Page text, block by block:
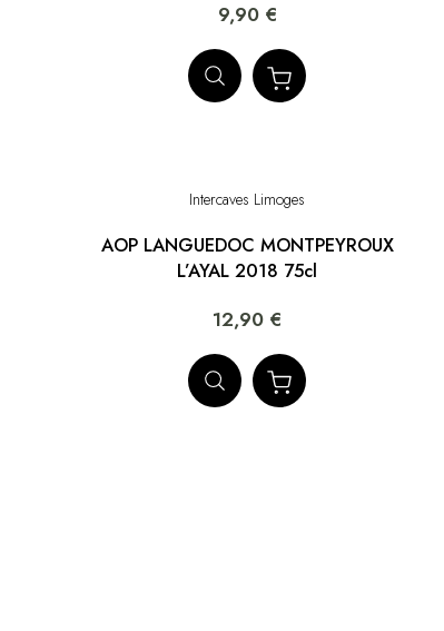
9,90 €
Intercaves Limoges
AOP LANGUEDOC MONTPEYROUX
L’AYAL 2018 75cl
12,90 €